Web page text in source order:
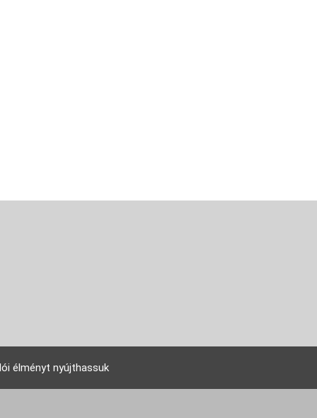
élményt nyújthassuk